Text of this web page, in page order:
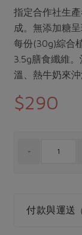
最新產品
優惠專區
素食專區
養身食補
節慶大餐
高麗菜海鮮煎餅
傳到心坎裡，
典藏閱覽
最新消息
媒體報導
下載專區
社務會議
指定合作社生
成。無添加糖
每份(30g)綜合
3.5g膳食纖維
溫、熱牛奶來沖
$290
付款與運送